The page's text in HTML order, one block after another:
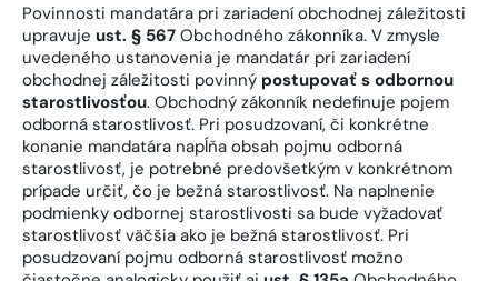
Povinnosti mandatára pri zariadení obchodnej záležitosti
upravuje ust. § 567 Obchodného zákonníka. V zmysle
uvedeného ustanovenia je mandatár pri zariadení
obchodnej záležitosti povinný postupovať s odbornou
starostlivosťou. Obchodný zákonník nedefinuje pojem
odborná starostlivosť. Pri posudzovaní, či konkrétne
konanie mandatára napĺňa obsah pojmu odborná
starostlivosť, je potrebné predovšetkým v konkrétnom
prípade určiť, čo je bežná starostlivosť. Na naplnenie
podmienky odbornej starostlivosti sa bude vyžadovať
starostlivosť väčšia ako je bežná starostlivosť. Pri
posudzovaní pojmu odborná starostlivosť možno